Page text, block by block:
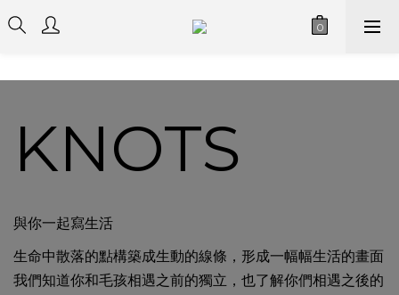
KNOTS
與你一起寫生活
生命中散落的點構築成生動的線條，形成一幅幅生活的畫面
我們知道你和毛孩相遇之前的獨立，也了解你們相遇之後的